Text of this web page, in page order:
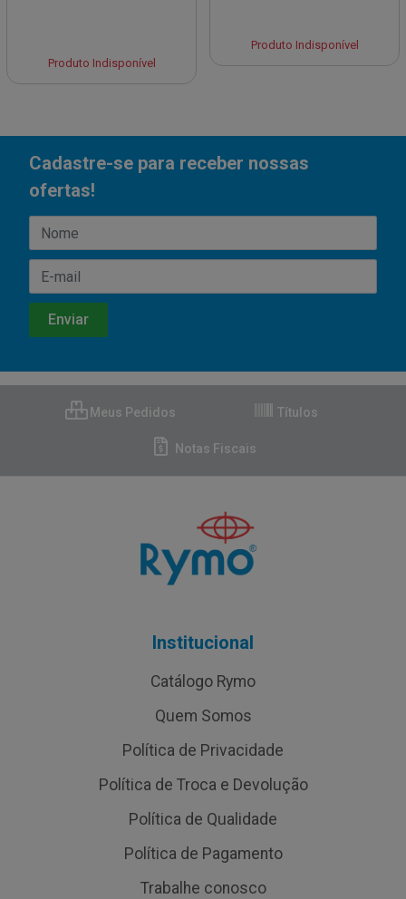
Produto Indisponível
Produto Indisponível
Cadastre-se para receber nossas
ofertas!
Meus Pedidos Títulos
Notas Fiscais
Institucional
Catálogo Rymo
Quem Somos
Política de Privacidade
Política de Troca e Devolução
Política de Qualidade
Política de Pagamento
Trabalhe conosco